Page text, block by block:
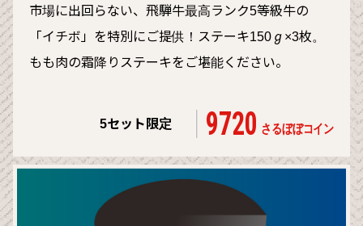
市場に出回らない、飛騨牛最高ランク5等級牛の
「イチボ」を特別にご提供！ステーキ150ℊ×3枚。
もも肉の霜降りステーキをご堪能ください。
5セット限定 9720 さるぼぼコイン